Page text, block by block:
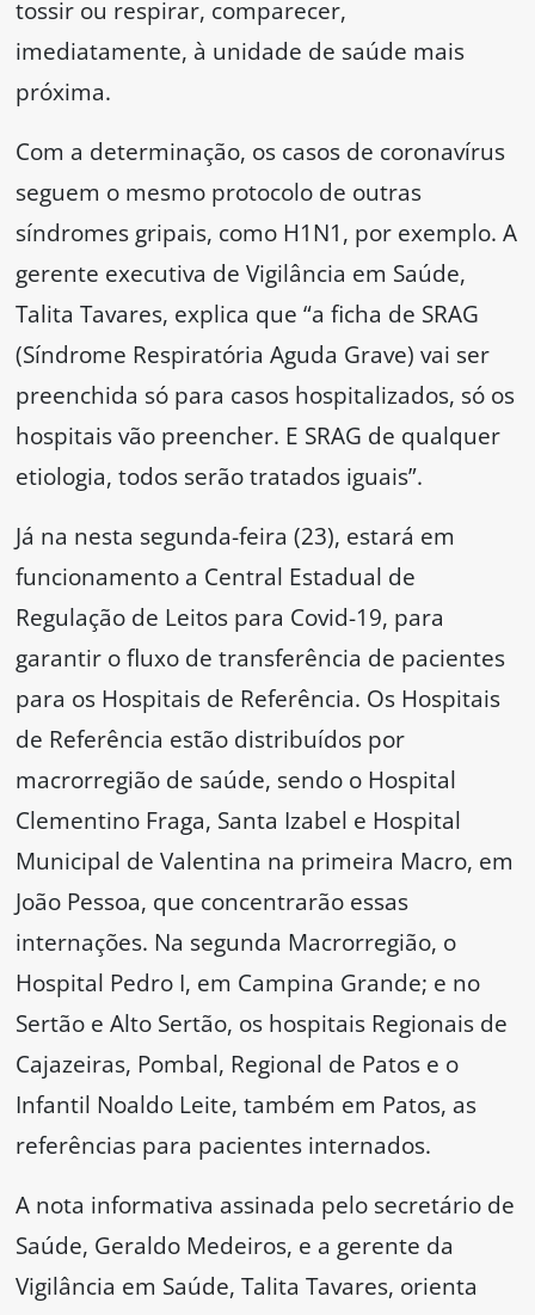
tossir ou respirar, comparecer,
imediatamente, à unidade de saúde mais
próxima.
Com a determinação, os casos de coronavírus
seguem o mesmo protocolo de outras
síndromes gripais, como H1N1, por exemplo. A
gerente executiva de Vigilância em Saúde,
Talita Tavares, explica que “a ficha de SRAG
(Síndrome Respiratória Aguda Grave) vai ser
preenchida só para casos hospitalizados, só os
hospitais vão preencher. E SRAG de qualquer
etiologia, todos serão tratados iguais”.
Já na nesta segunda-feira (23), estará em
funcionamento a Central Estadual de
Regulação de Leitos para Covid-19, para
garantir o fluxo de transferência de pacientes
para os Hospitais de Referência. Os Hospitais
de Referência estão distribuídos por
macrorregião de saúde, sendo o Hospital
Clementino Fraga, Santa Izabel e Hospital
Municipal de Valentina na primeira Macro, em
João Pessoa, que concentrarão essas
internações. Na segunda Macrorregião, o
Hospital Pedro I, em Campina Grande; e no
Sertão e Alto Sertão, os hospitais Regionais de
Cajazeiras, Pombal, Regional de Patos e o
Infantil Noaldo Leite, também em Patos, as
referências para pacientes internados.
A nota informativa assinada pelo secretário de
Saúde, Geraldo Medeiros, e a gerente da
Vigilância em Saúde, Talita Tavares, orienta